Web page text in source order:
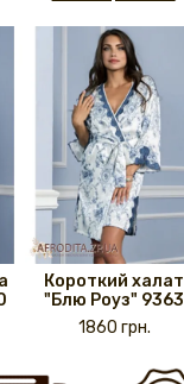
Короткий халат
"Блю Роуз" 9363
1860 грн.